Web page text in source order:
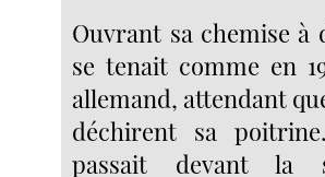
Ouvrant sa chemise à
se tenait comme en
allemand, attendant
déchirent sa
passait devant la